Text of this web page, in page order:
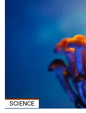
SCIENCE